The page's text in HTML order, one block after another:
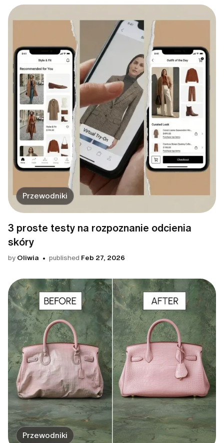
Przewodniki
3 proste testy na rozpoznanie odcienia
skóry
by Oliwia published Feb 27, 2026
Przewodniki